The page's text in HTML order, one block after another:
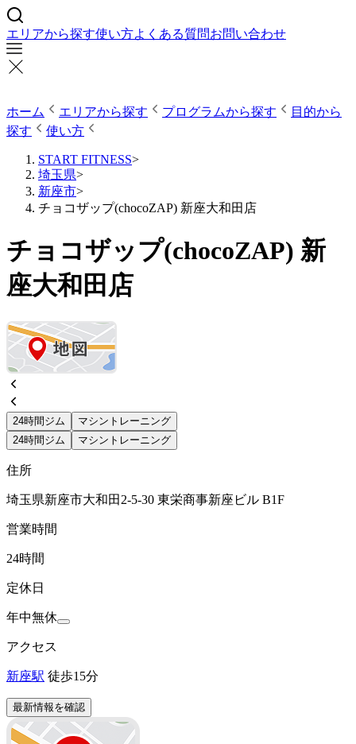
エリアから探す使い方よくある質問お問い合わせ
ホーム エリアから探す プログラムから探す
目的から
探す
使い方
START FITNESS>
埼玉県>
新座市>
チョコザップ(chocoZAP) 新座大和田店
チョコザップ(chocoZAP) 新
座大和田店
24時間ジム
マシントレーニング
24時間ジム
マシントレーニング
住所
埼玉県新座市大和田2-5-30 東栄商事新座ビル B1F
営業時間
24時間
定休日
年中無休
アクセス
新座駅 徒歩15分
最新情報を確認